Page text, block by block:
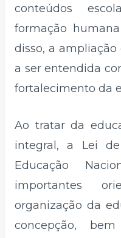
conteúdos
formação
disso, a ampliação
a ser entendida
fortalecimento da
Ao tratar da
integral, a Lei
Educação
importantes
organização da
concepção,